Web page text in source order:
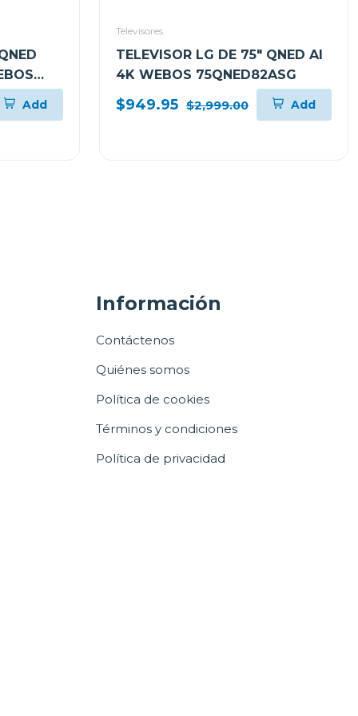
Add
Televisores
TELEVISOR LG DE 75" QNED AI
4K WEBOS 75QNED82ASG
$949.95 $2,999.00 Add
Información
Contáctenos
Quiénes somos
Política de cookies
Términos y condiciones
Política de privacidad